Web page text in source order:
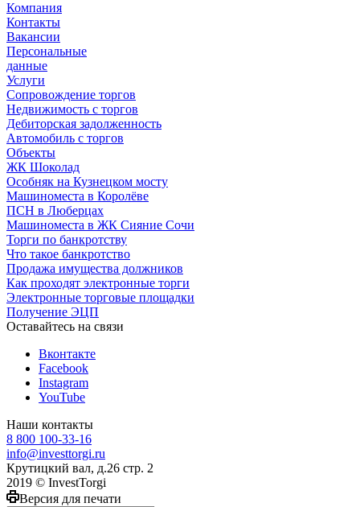
Компания
Контакты
Вакансии
Персональные
данные
Услуги
Сопровождение торгов
Недвижимость с торгов
Дебиторская задолженность
Автомобиль с торгов
Объекты
ЖК Шоколад
Особняк на Кузнецком мосту
Машиноместа в Королёве
ПСН в Люберцах
Машиноместа в ЖК Сияние Сочи
Торги по банкротству
Что такое банкротство
Продажа имущества должников
Как проходят электронные торги
Электронные торговые площадки
Получение ЭЦП
Оставайтесь на связи
Вконтакте
Facebook
Instagram
YouTube
Наши контакты
8 800 100-33-16
info@investtorgi.ru
Крутицкий вал, д.26 стр. 2
2019 © InvestTorgi
Версия для печати